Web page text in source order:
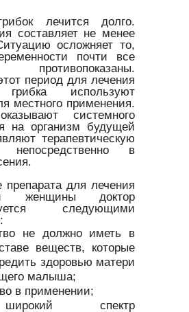
лечится долго.
составляет не менее
осложняет то,
почти все
противопоказаны.
период для лечения
грибка используют
местного применения.
системного
на организм будущей
терапевтическую
непосредственно в
для лечения
женщины доктор
следующими
не должно иметь в
веществ, которые
здоровью матери
малыша;
в применении;
широкий спектр